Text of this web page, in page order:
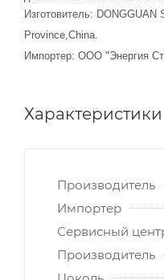
Изготовитель:
Province,China.
Импортер: ООО "Энергия
Характеристики
Производитель
Импортер
Сервисный
Производитель